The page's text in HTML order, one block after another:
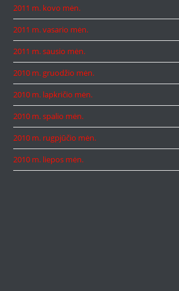
2011 m. kovo mėn.
2011 m. vasario mėn.
2011 m. sausio mėn.
2010 m. gruodžio mėn.
2010 m. lapkričio mėn.
2010 m. spalio mėn.
2010 m. rugpjūčio mėn.
2010 m. liepos mėn.